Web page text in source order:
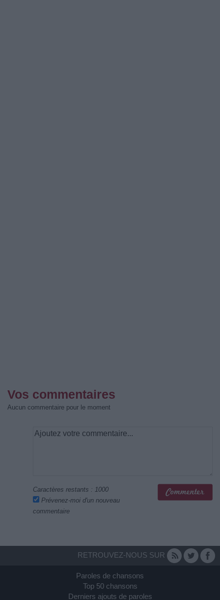
Vos commentaires
Aucun commentaire pour le moment
Caractères restants : 1000
Prévenez-moi d'un nouveau
commentaire
RETROUVEZ-NOUS SUR
Paroles de chansons
Top 50 chansons
Derniers ajouts de paroles